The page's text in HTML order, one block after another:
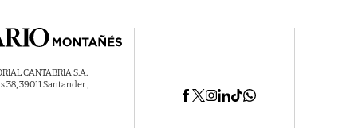
CANTABRIA S.A.
38, 39011 Santander ,